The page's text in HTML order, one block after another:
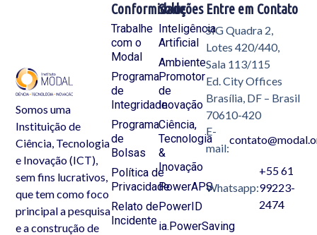
Somos uma
Instituição de
Ciência, Tecnologia
e Inovação (ICT),
sem fins lucrativos,
que tem como foco
principal a pesquisa
e a construção de
Soluções
Inteligência
Artificial
Ambiente
Promotor
de
Inovação
Ciência,
Tecnologia
&
Inovação
PowerAPS
PowerID
ia.PowerSaving
Conformidade
Trabalhe
com o
Modal
Programa
de
Integridade
Programa
de
Bolsas
Política de
Privacidade
Relato de
Incidente
Entre em Contato
SIG Quadra 2,
Lotes 420/440,
Sala 113/115
Ed. City Offices
Brasília, DF – Brasil
70610-420
E-
mail:
Whatsapp:
+55 61
99223-
2474